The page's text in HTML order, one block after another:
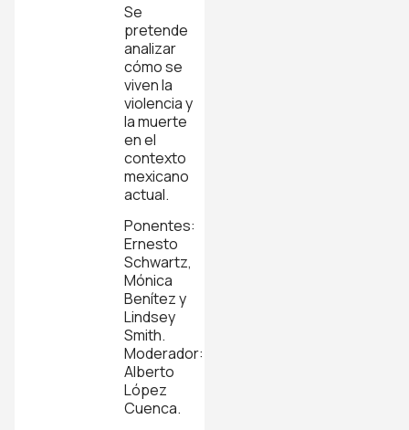
Se
pretende
analizar
cómo se
viven la
violencia y
la muerte
en el
contexto
mexicano
actual.
Ponentes:
Ernesto
Schwartz,
Mónica
Benítez y
Lindsey
Smith.
Moderador:
Alberto
López
Cuenca.